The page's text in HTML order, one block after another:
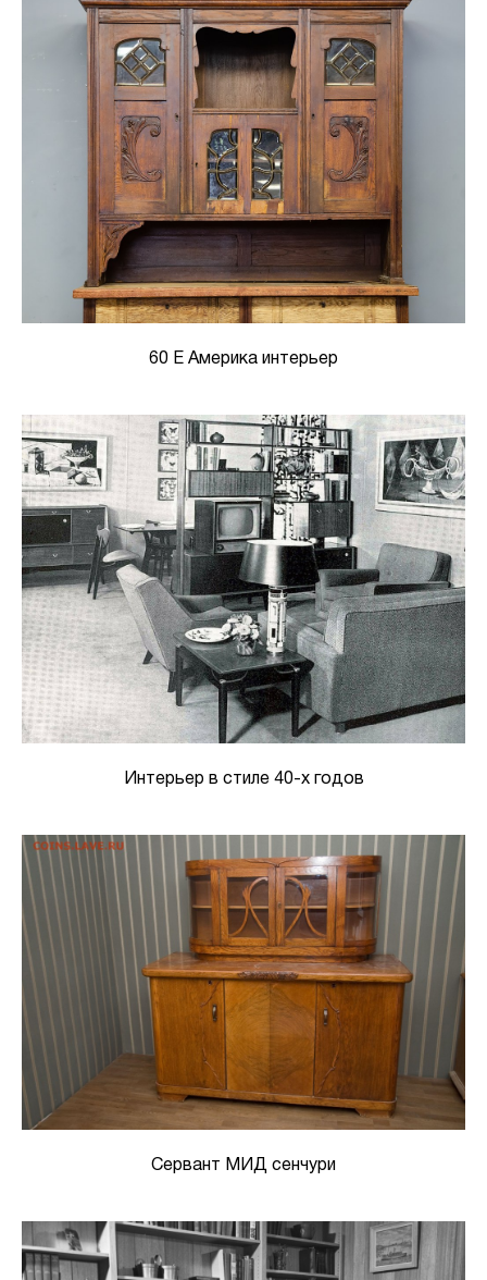
60 Е Америка интерьер
Интерьер в стиле 40-х годов
Сервант МИД сенчури